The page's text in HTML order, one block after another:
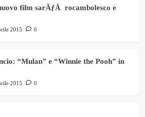
film sarÃƒÂ rocambolesco e
2015
0
“Mulan” e “Winnie the Pooh” in
2015 0